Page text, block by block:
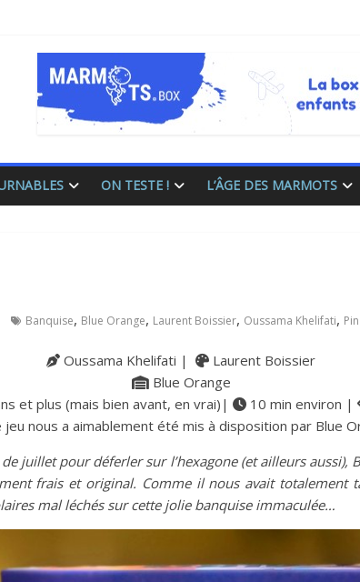
ON TESTE ! L’ÂGE DES MARMOTS
Banquise, Blue Orange, Laurent Boissier, Oussama Khelifati,
Oussama Khelifati |
Laurent Boissier
Blue Orange
et plus (mais bien avant, en vrai)| 10 min environ |
jeu nous a aimablement été mis à disposition par Blue
juillet pour déferler sur l’hexagone (et ailleurs
frais et original. Comme il nous avait totalement
mal léchés sur cette jolie banquise immaculée…